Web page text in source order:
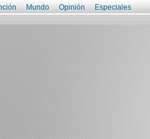
Mundo Opinión Especiales